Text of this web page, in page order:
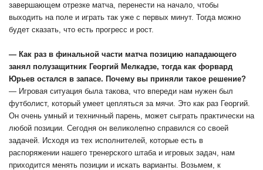
завершающем отрезке матча, перенести на начало, чтобы
выходить на поле и играть так уже с первых минут. Тогда можно
будет сказать, что есть прогресс и рост.
— Как раз в финальной части матча позицию нападающего
занял полузащитник Георгий Мелкадзе, тогда как форвард
Юрьев остался в запасе. Почему вы приняли такое решение?
— Игровая ситуация была такова, что впереди нам нужен был
футболист, который умеет цепляться за мячи. Это как раз Георгий.
Он очень умный и техничный парень, может сыграть практически на
любой позиции. Сегодня он великолепно справился со своей
задачей. Исходя из тех исполнителей, которые есть в
распоряжении нашего тренерского штаба и игровых задач, нам
приходится менять позиции и искать варианты. Возьмем, к